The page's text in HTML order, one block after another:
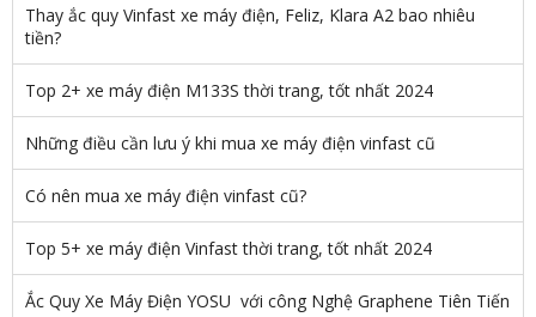
Thay ắc quy Vinfast xe máy điện, Feliz, Klara A2 bao nhiêu
tiền?
Top 2+ xe máy điện M133S thời trang, tốt nhất 2024
Những điều cần lưu ý khi mua xe máy điện vinfast cũ
Có nên mua xe máy điện vinfast cũ?
Top 5+ xe máy điện Vinfast thời trang, tốt nhất 2024
Ắc Quy Xe Máy Điện YOSU với công Nghệ Graphene Tiên Tiến